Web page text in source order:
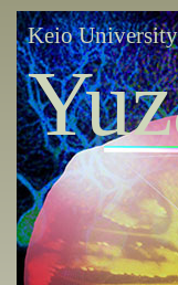
Keio